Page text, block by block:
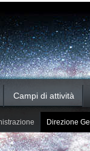
Campi di attività
Direzione